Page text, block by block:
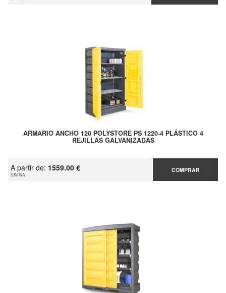
ARMARIO ANCHO 120 POLYSTORE PS 1220-4 PLÁSTICO 4
REJILLAS GALVANIZADAS
A partir de: 1559.00 €
SIN IVA
COMPRAR